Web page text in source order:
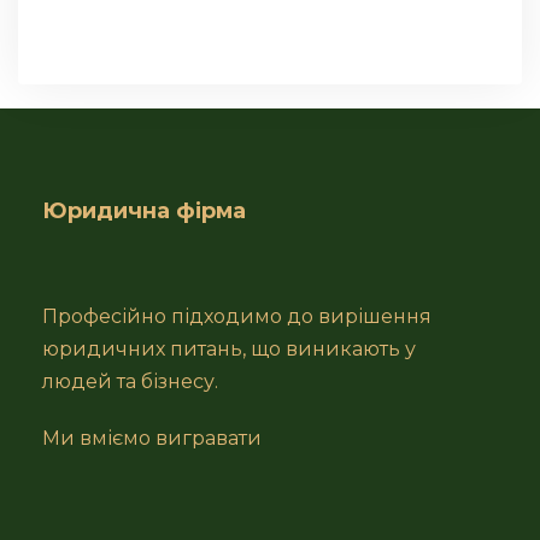
Юридична фірма
Професійно підходимо до вирішення
юридичних питань, що виникають у
людей та бізнесу.
Ми вміємо вигравати